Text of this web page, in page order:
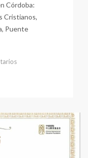
Córdoba:
Cristianos,
Puente